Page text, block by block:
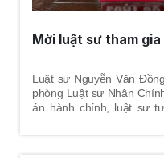
Mời luật sư tham
Luật sư Nguyễn Văn
phòng Luật sư Nhân
án hành chính, luật sư